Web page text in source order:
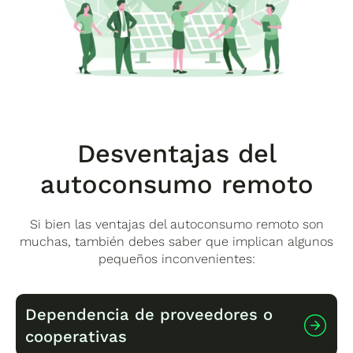
renovable con unsistema de aerotermia, o a la
movilidad eléctrica, con uncargador de
vehículo eléctrico. De esta manera, siempre
puedes ajustar la energía que recibes a los
consumos que tengas.
Desventajas del
autoconsumo remoto
Si bien las ventajas del autoconsumo remoto son
muchas, también debes saber que implican algunos
pequeños inconvenientes:
Dependencia de proveedores o
cooperativas